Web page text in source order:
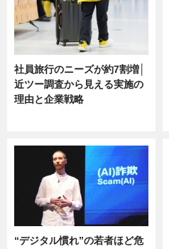
社員旅行のニーズが約7割増│
近ツー調査から見える実施の
理由と企業戦略
“デジタル慣れ”の若者ほど危